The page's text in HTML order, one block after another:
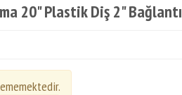
20" Plastik Diş 2" Bağlantı